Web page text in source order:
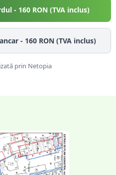
- 160RON (TVA inclus)
- 160RON (TVA inclus)
prin Netopia